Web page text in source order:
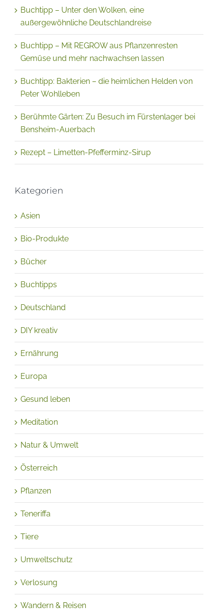
Buchtipp – Unter den Wolken, eine
außergewöhnliche Deutschlandreise
Buchtipp – Mit REGROW aus Pflanzenresten
Gemüse und mehr nachwachsen lassen
Buchtipp: Bakterien – die heimlichen Helden von
Peter Wohlleben
Berühmte Gärten: Zu Besuch im Fürstenlager bei
Bensheim-Auerbach
Rezept – Limetten-Pfefferminz-Sirup
Kategorien
Asien
Bio-Produkte
Bücher
Buchtipps
Deutschland
DIY kreativ
Ernährung
Europa
Gesund leben
Meditation
Natur & Umwelt
Österreich
Pflanzen
Teneriffa
Tiere
Umweltschutz
Verlosung
Wandern & Reisen